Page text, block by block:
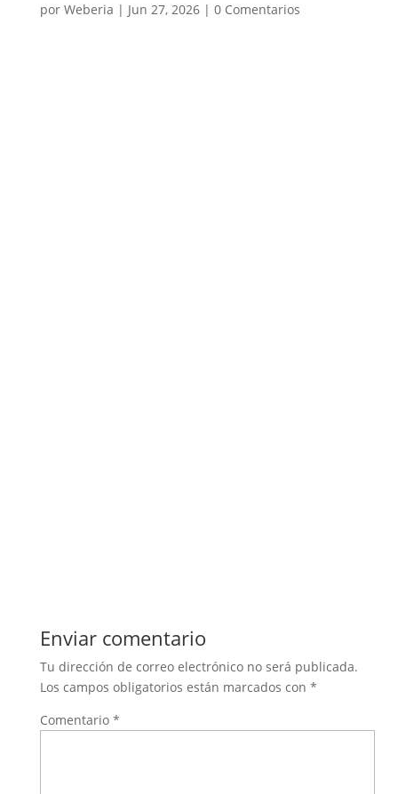
por Weberia | Jun 27, 2026| 0 Comentarios
Enviar comentario
Tu dirección de correo electrónico no será publicada.
Los campos obligatorios están marcados con *
Comentario *